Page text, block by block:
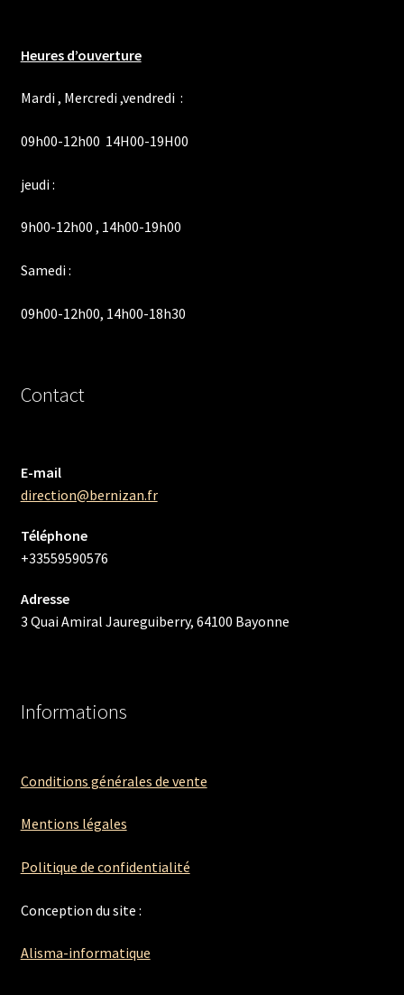
Heures d’ouverture
Mardi , Mercredi ,vendredi :
09h00-12h00 14H00-19H00
jeudi :
9h00-12h00 , 14h00-19h00
Samedi :
09h00-12h00, 14h00-18h30
Contact
E-mail
direction@bernizan.fr
Téléphone
+33559590576
Adresse
3 Quai Amiral Jaureguiberry, 64100 Bayonne
Informations
Conditions générales de vente
Mentions légales
Politique de confidentialité
Conception du site :
Alisma-informatique